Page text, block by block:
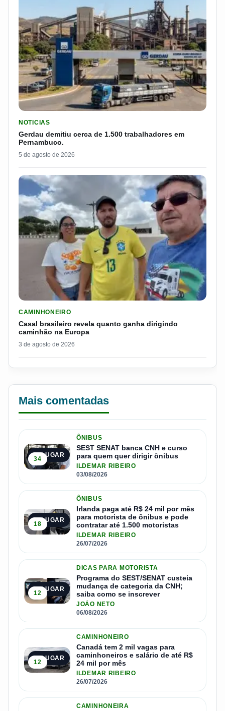
NOTICIAS
Gerdau demitiu cerca de 1.500 trabalhadores em
Pernambuco.
5 de agosto de 2026
CAMINHONEIRO
Casal brasileiro revela quanto ganha dirigindo
caminhão na Europa
3 de agosto de 2026
Mais comentadas
1º LUGAR
34
ÔNIBUS
SEST SENAT banca CNH e curso
para quem quer dirigir ônibus
ILDEMAR RIBEIRO
03/08/2026
2º LUGAR
18
ÔNIBUS
Irlanda paga até R$ 24 mil por mês
para motorista de ônibus e pode
contratar até 1.500 motoristas
ILDEMAR RIBEIRO
26/07/2026
3º LUGAR
12
DICAS PARA MOTORISTA
Programa do SEST/SENAT custeia
mudança de categoria da CNH;
saiba como se inscrever
JOÃO NETO
06/08/2026
4º LUGAR
12
CAMINHONEIRO
Canadá tem 2 mil vagas para
caminhoneiros e salário de até R$
24 mil por mês
ILDEMAR RIBEIRO
26/07/2026
CAMINHONEIRA